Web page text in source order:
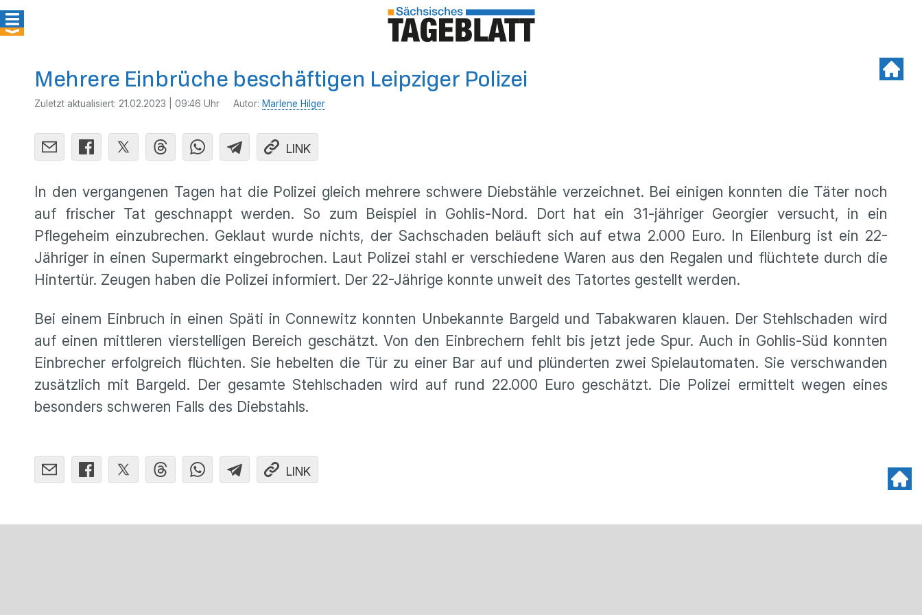
Mehrere Einbrüche beschäftigen Leipziger Polizei
Zuletzt aktualisiert: 21.02.2023 | 09:46 Uhr Autor: Marlene Hilger
LINK
In den vergangenen Tagen hat die Polizei gleich mehrere schwere Diebstähle verzeichnet. Bei einigen konnten die Täter noch
auf frischer Tat geschnappt werden. So zum Beispiel in Gohlis-Nord. Dort hat ein 31-jähriger Georgier versucht, in ein
Pflegeheim einzubrechen. Geklaut wurde nichts, der Sachschaden beläuft sich auf etwa 2.000 Euro. In Eilenburg ist ein 22-
Jähriger in einen Supermarkt eingebrochen. Laut Polizei stahl er verschiedene Waren aus den Regalen und flüchtete durch die
Hintertür. Zeugen haben die Polizei informiert. Der 22-Jährige konnte unweit des Tatortes gestellt werden.
Bei einem Einbruch in einen Späti in Connewitz konnten Unbekannte Bargeld und Tabakwaren klauen. Der Stehlschaden wird
auf einen mittleren vierstelligen Bereich geschätzt. Von den Einbrechern fehlt bis jetzt jede Spur. Auch in Gohlis-Süd konnten
Einbrecher erfolgreich flüchten. Sie hebelten die Tür zu einer Bar auf und plünderten zwei Spielautomaten. Sie verschwanden
zusätzlich mit Bargeld. Der gesamte Stehlschaden wird auf rund 22.000 Euro geschätzt. Die Polizei ermittelt wegen eines
besonders schweren Falls des Diebstahls.
LINK